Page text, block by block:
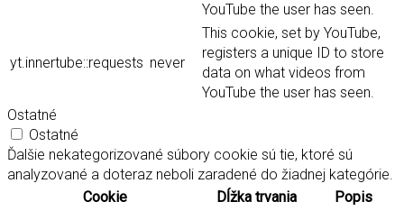
YouTube the user has seen.
yt.innertube::requests never
This cookie, set by YouTube,
registers a unique ID to store
data on what videos from
YouTube the user has seen.
Ostatné
Ostatné
Ďalšie nekategorizované súbory cookie sú tie, ktoré sú
analyzované a doteraz neboli zaradené do žiadnej kategórie.
Cookie
Dĺžka trvania
Popis